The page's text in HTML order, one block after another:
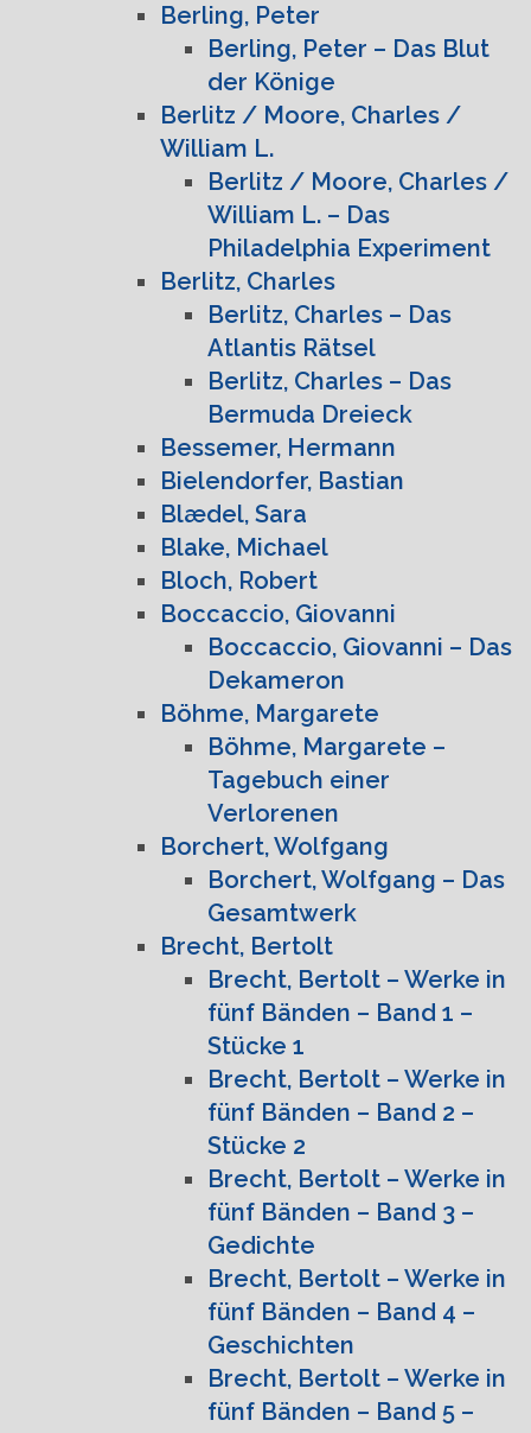
Berling, Peter
Berling, Peter – Das Blut
der Könige
Berlitz / Moore, Charles /
William L.
Berlitz / Moore, Charles /
William L. – Das
Philadelphia Experiment
Berlitz, Charles
Berlitz, Charles – Das
Atlantis Rätsel
Berlitz, Charles – Das
Bermuda Dreieck
Bessemer, Hermann
Bielendorfer, Bastian
Blædel, Sara
Blake, Michael
Bloch, Robert
Boccaccio, Giovanni
Boccaccio, Giovanni – Das
Dekameron
Böhme, Margarete
Böhme, Margarete –
Tagebuch einer
Verlorenen
Borchert, Wolfgang
Borchert, Wolfgang – Das
Gesamtwerk
Brecht, Bertolt
Brecht, Bertolt – Werke in
fünf Bänden – Band 1 –
Stücke 1
Brecht, Bertolt – Werke in
fünf Bänden – Band 2 –
Stücke 2
Brecht, Bertolt – Werke in
fünf Bänden – Band 3 –
Gedichte
Brecht, Bertolt – Werke in
fünf Bänden – Band 4 –
Geschichten
Brecht, Bertolt – Werke in
fünf Bänden – Band 5 –